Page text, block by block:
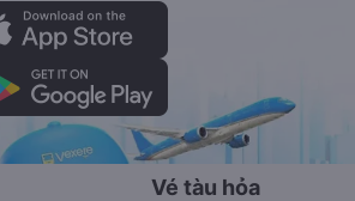
Vé tàu hỏa